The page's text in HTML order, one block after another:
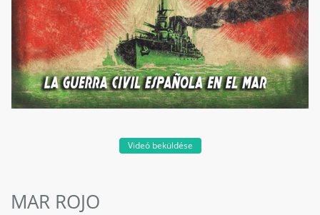
Videó beküldése
MAR ROJO